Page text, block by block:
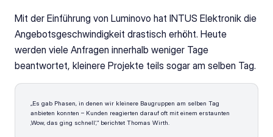
Mit der Einführung von Luminovo hat INTUS Elektronik die
Angebotsgeschwindigkeit drastisch erhöht. Heute
werden viele Anfragen innerhalb weniger Tage
beantwortet, kleinere Projekte teils sogar am selben Tag.
„Es gab Phasen, in denen wir kleinere Baugruppen am selben Tag
anbieten konnten – Kunden reagierten darauf oft mit einem erstaunten
‚Wow, das ging schnell‘,“ berichtet Thomas Wirth.